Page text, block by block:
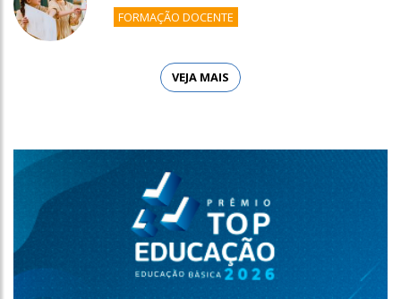
FORMAÇÃO DOCENTE
VEJA MAIS